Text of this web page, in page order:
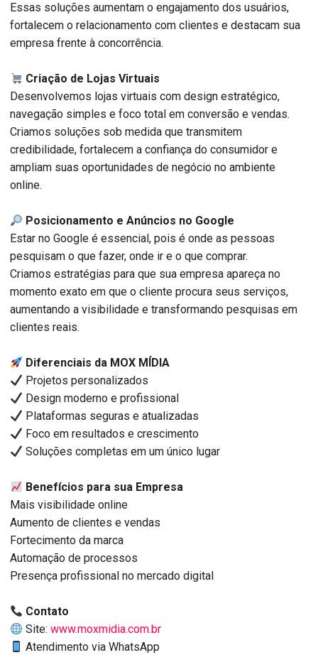
Essas soluções aumentam o engajamento dos usuários,
fortalecem o relacionamento com clientes e destacam sua
empresa frente à concorrência.
Criação de Lojas Virtuais
Desenvolvemos lojas virtuais com design estratégico,
navegação simples e foco total em conversão e vendas.
Criamos soluções sob medida que transmitem
credibilidade, fortalecem a confiança do consumidor e
ampliam suas oportunidades de negócio no ambiente
online.
Posicionamento e Anúncios no Google
Estar no Google é essencial, pois é onde as pessoas
pesquisam o que fazer, onde ir e o que comprar.
Criamos estratégias para que sua empresa apareça no
momento exato em que o cliente procura seus serviços,
aumentando a visibilidade e transformando pesquisas em
clientes reais.
Diferenciais da MOX MÍDIA
Projetos personalizados
Design moderno e profissional
Plataformas seguras e atualizadas
Foco em resultados e crescimento
Soluções completas em um único lugar
Benefícios para sua Empresa
Mais visibilidade online
Aumento de clientes e vendas
Fortecimento da marca
Automação de processos
Presença profissional no mercado digital
Contato
Site:www.moxmidia.com.br
Atendimento via WhatsApp